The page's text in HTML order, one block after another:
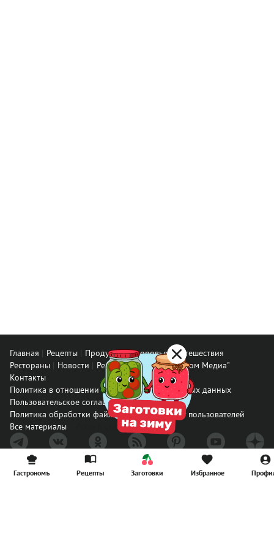
Гастрономъ Рецепты Заготовки Избранное
Главная Рецепты Продукты Здоровье
Путешествия
Рестораны
Новости
Реклама в ООО "Гастроном Медиа"
Контакты
Политика в отношении обработки персональных данных
Пользовательское соглашение
Политика обработки файлов cookie
Рейтинг пользователей
Все материалы
Архив спец. проектов
© ООО «Гастроном Медиа», 2008 – 2026.
Перепечатка материалов данного сайта возможна только с